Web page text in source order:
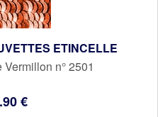
ETINCELLE
n° 2501
.90€